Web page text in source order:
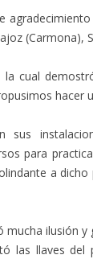
(Carmona),
cual
hacer
sus
para
a
ilusión
las llaves del